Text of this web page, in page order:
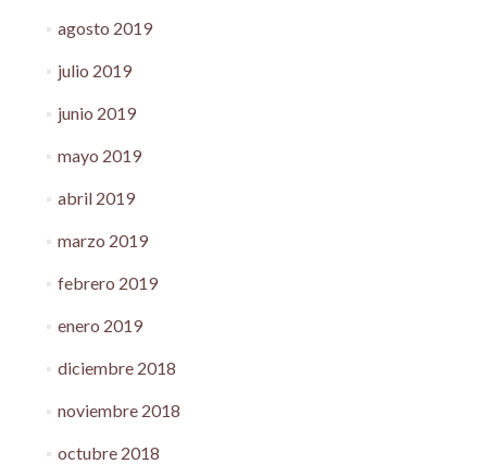
agosto 2019
julio 2019
junio 2019
mayo 2019
abril 2019
marzo 2019
febrero 2019
enero 2019
diciembre 2018
noviembre 2018
octubre 2018